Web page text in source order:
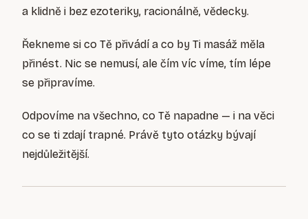
a klidně i bez ezoteriky, racionálně, vědecky.
Řekneme si co Tě přivádí a co by Ti masáž měla
přinést. Nic se nemusí, ale čím víc víme, tím lépe
se připravíme.
Odpovíme na všechno, co Tě napadne — i na věci
co se ti zdají trapné. Právě tyto otázky bývají
nejdůležitější.